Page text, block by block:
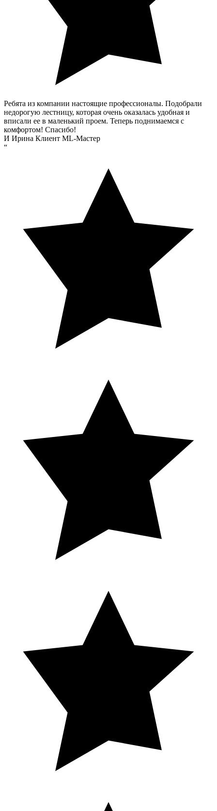
Ребята из компании настоящие профессионалы. Подобрали
недорогую лестницу, которая очень оказалась удобная и
вписали ее в маленький проем. Теперь поднимаемся с
комфортом! Спасибо!
И Ирина Клиент ML-Мастер
“